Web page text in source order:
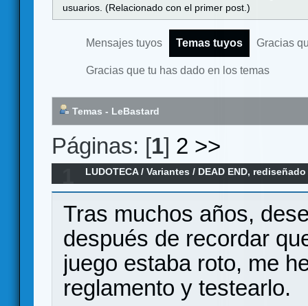
usuarios. (Relacionado con el primer post.)
Mensajes tuyos Temas tuyos Gracias
Gracias que tu has dado en los temas
Temas - LeBastard
Páginas: [1] 2 >>
LUDOTECA/Variantes / DEAD END, rediseñado
Tras muchos años,
después de recordar
juego estaba roto, me
reglamento y testearlo.